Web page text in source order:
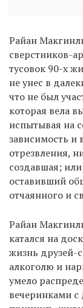
Райан
сверстников-
тусовок 90-х
не унес в
что не был
которая вела
испытывая на
зависимость и
отрезвления,
создавшая;
оставивший
отчаянного и
Райан
катался на
жизнь друзей-
алкоголю и
умело
вечеринками